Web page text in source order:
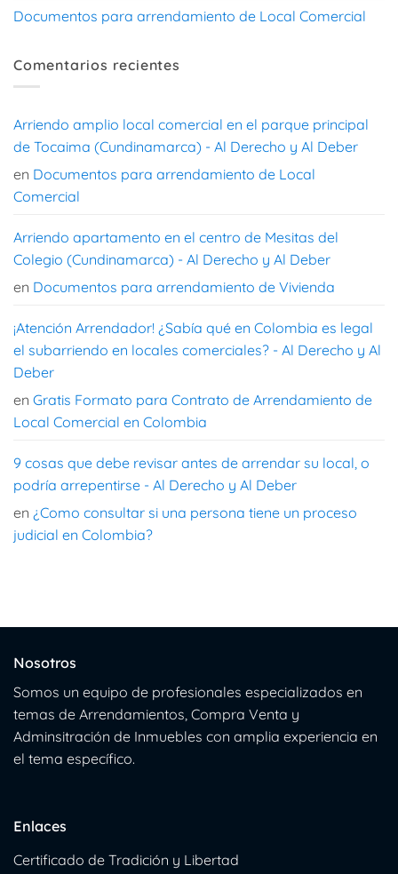
Documentos para arrendamiento de Local Comercial
Comentarios recientes
Arriendo amplio local comercial en el parque principal
de Tocaima (Cundinamarca) - Al Derecho y Al Deber
en Documentos para arrendamiento de Local
Comercial
Arriendo apartamento en el centro de Mesitas del
Colegio (Cundinamarca) - Al Derecho y Al Deber
en Documentos para arrendamiento de Vivienda
¡Atención Arrendador! ¿Sabía qué en Colombia es legal
el subarriendo en locales comerciales? - Al Derecho y Al
Deber
en Gratis Formato para Contrato de Arrendamiento de
Local Comercial en Colombia
9 cosas que debe revisar antes de arrendar su local, o
podría arrepentirse - Al Derecho y Al Deber
en ¿Como consultar si una persona tiene un proceso
judicial en Colombia?
Nosotros
Somos un equipo de profesionales especializados en
temas de Arrendamientos, Compra Venta y
Adminsitración de Inmuebles con amplia experiencia en
el tema específico.
Enlaces
Certificado de Tradición y Libertad